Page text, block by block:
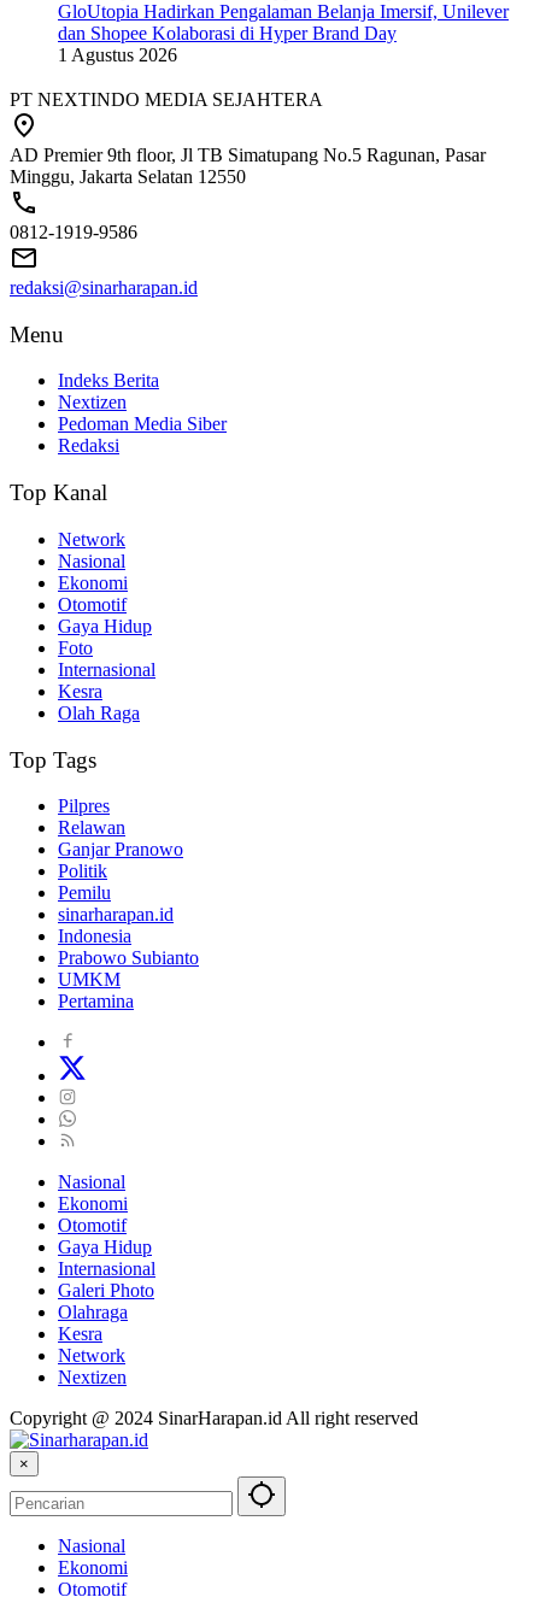
GloUtopia Hadirkan Pengalaman Belanja Imersif, Unilever
dan Shopee Kolaborasi di Hyper Brand Day
1 Agustus 2026
PT NEXTINDO MEDIA SEJAHTERA
AD Premier 9th floor, Jl TB Simatupang No.5 Ragunan, Pasar
Minggu, Jakarta Selatan 12550
0812-1919-9586
redaksi@sinarharapan.id
Menu
Indeks Berita
Nextizen
Pedoman Media Siber
Redaksi
Top Kanal
Network
Nasional
Ekonomi
Otomotif
Gaya Hidup
Foto
Internasional
Kesra
Olah Raga
Top Tags
Pilpres
Relawan
Ganjar Pranowo
Politik
Pemilu
sinarharapan.id
Indonesia
Prabowo Subianto
UMKM
Pertamina
Nasional
Ekonomi
Otomotif
Gaya Hidup
Internasional
Galeri Photo
Olahraga
Kesra
Network
Nextizen
Copyright @ 2024 SinarHarapan.id All right reserved
×
Nasional
Ekonomi
Otomotif